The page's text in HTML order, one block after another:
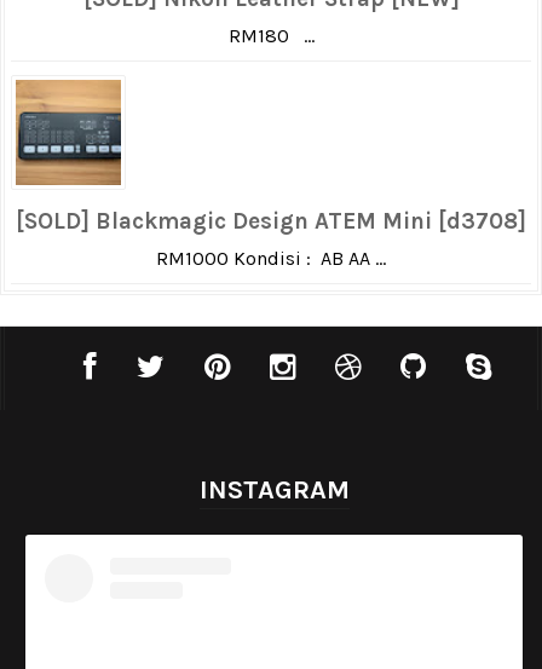
RM180 ...
[SOLD] Blackmagic Design ATEM Mini [d3708]
RM1000 Kondisi : AB AA ...
INSTAGRAM